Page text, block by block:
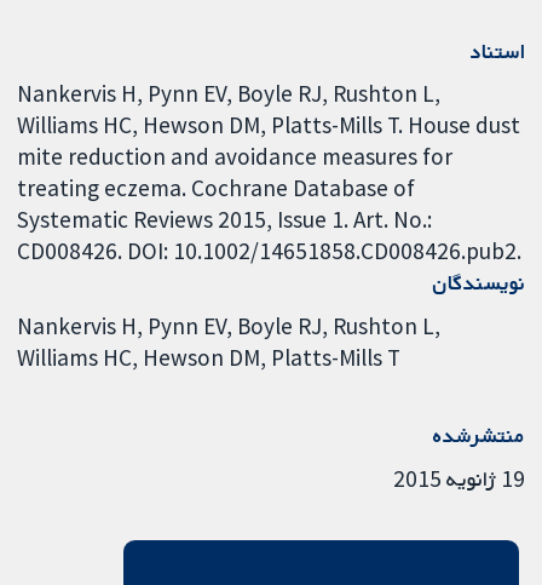
استناد
Nankervis H, Pynn EV, Boyle RJ, Rushton L,
Williams HC, Hewson DM, Platts-Mills T. House dust
mite reduction and avoidance measures for
treating eczema. Cochrane Database of
Systematic Reviews 2015, Issue 1. Art. No.:
CD008426. DOI: 10.1002/14651858.CD008426.pub2.
نویسندگان
Nankervis H Pynn EV Boyle RJ Rushton L
Williams HC Hewson DM Platts-Mills T
منتشرشده
19 ژانویه 2015